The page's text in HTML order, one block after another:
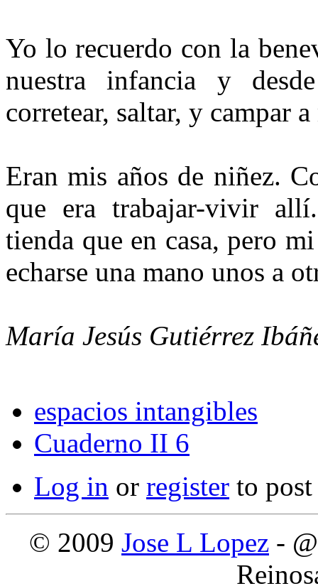
Yo lo recuerdo con la
nuestra infancia y
corretear, saltar, y campar
Eran mis años de niñez.
que era trabajar-vivir
tienda que en casa, pero
echarse una mano unos a
María Jesús Gutiérrez
espacios intangibles
Cuaderno II 6
Log in or register to
© 2009 Jose L Lopez -